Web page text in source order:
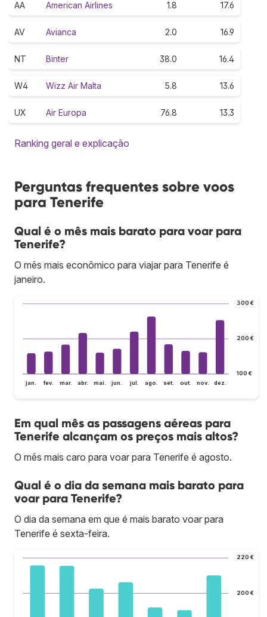
AA American Airlines 1.8 17.6
AV Avianca 2.0 16.9
NT Binter 38.0 16.4
W4 Wizz Air Malta 5.8 13.6
UX Air Europa 76.8 13.3
Ranking geral e explicação
Perguntas frequentes sobre voos
para Tenerife
Qual é o mês mais barato para voar para
Tenerife?
O mês mais econômico para viajar para Tenerife é
janeiro.
100 €
200 €
300 €
jan. fev. mar. abr. mai. jun. jul. ago. set. out. nov. dez.
Em qual mês as passagens aéreas para
Tenerife alcançam os preços mais altos?
O mês mais caro para voar para Tenerife é agosto.
Qual é o dia da semana mais barato para
voar para Tenerife?
O dia da semana em que é mais barato voar para
Tenerife é sexta-feira.
200 €
220 €